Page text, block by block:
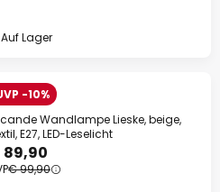
Auf Lager
-10%
Wandlampe Lieske, beige,
E27, LED-Leselicht
89,90
€ 99,90